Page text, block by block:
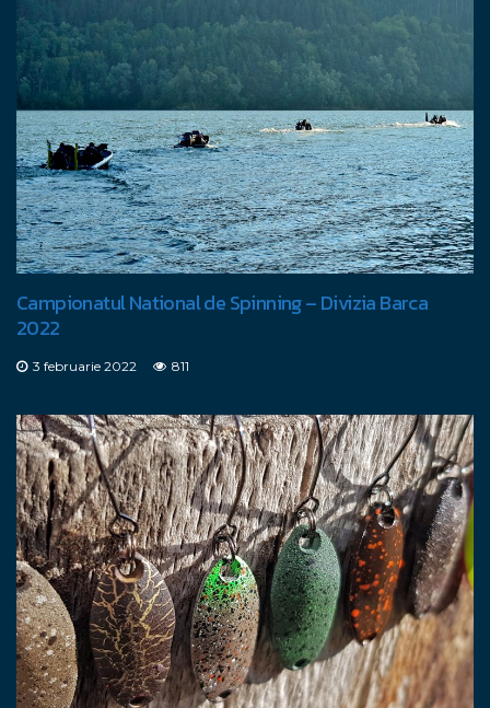
Campionatul National de Spinning – Divizia Barca
2022
3 februarie 2022 811